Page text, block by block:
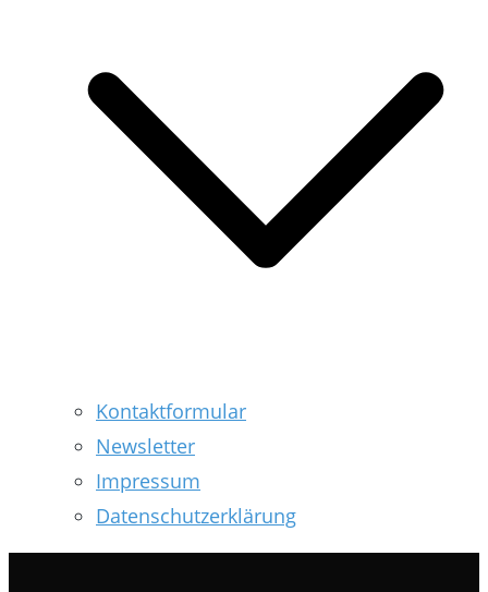
Kontaktformular
Newsletter
Impressum
Datenschutzerklärung